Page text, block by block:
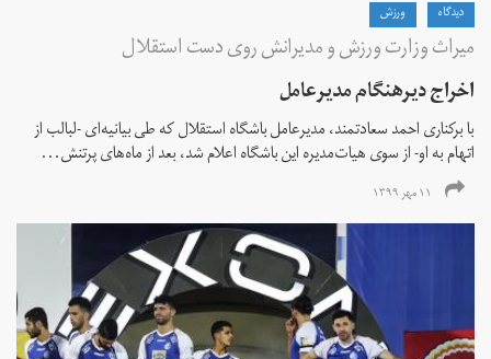
دیدگاه ورزش
میراث وزارت ورزش و مدیرانش روی دست استقلال
اخراج دیرهنگام مدیرعامل
با برکناری احمد سعادتمند، مدیرعامل باشگاه استقلال که طی بیانیه‌ای -لبالب از
اتهام به او- از سوی هیات‌مدیره این باشگاه اعلام شد، بعد از ماه‌های پرتنش...
۱۱ مهر ۱۳۹۹